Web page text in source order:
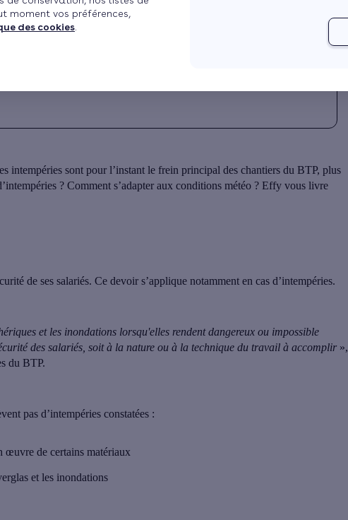
moment vos préférences,
des cookies
Mis à jour le 18/02/2025 à 10h00
intempéries sont pour l’instant le frein principal des chantiers du BTP, plus
? Comment s’adapter aux conditions météo ? Effy vous livre
de ses salariés. Ce devoir s’applique notamment en cas d’intempéries.
et les inondations lorsqu'elles rendent dangereux ou impossible
des salariés, soit à la nature ou à la technique du travail à accomplir »,
du BTP.
pas d’intempéries constatées :
œuvre de certains matériaux
et les inondations